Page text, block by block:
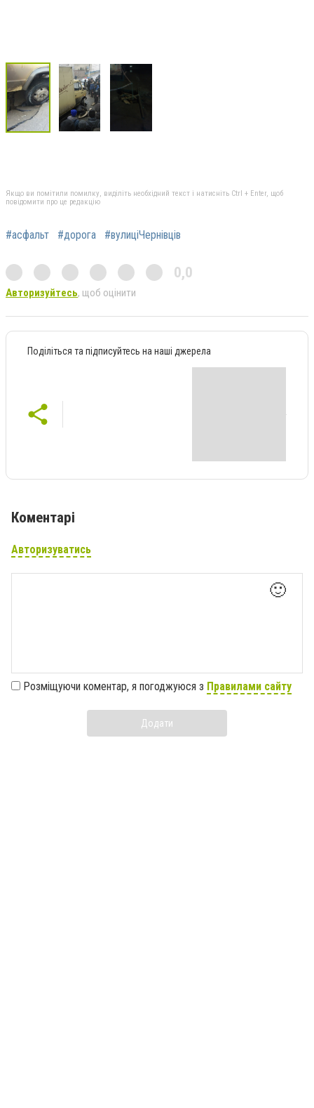
Якщо ви помітили помилку, виділіть необхідний текст і натисніть Ctrl + Enter, щоб
повідомити про це редакцію
#асфальт #дорога #вулиціЧернівців
0,0
Авторизуйтесь, щоб оцінити
Поділіться та підписуйтесь на наші джерела
Коментарі
Авторизуватись
🙂
Розміщуючи коментар, я погоджуюся з Правилами сайту
Додати